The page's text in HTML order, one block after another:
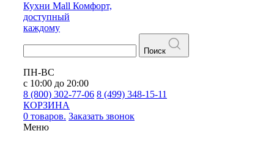
Кухни Mall Комфорт,
доступный
каждому
Поиск
ПН-ВС
с 10:00 до 20:00
8 (800) 302-77-06 8 (499) 348-15-11
КОРЗИНА
0 товаров. Заказать звонок
Меню